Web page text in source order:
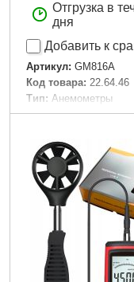
Отгрузка в
дня
Добавить к
Артикул: GM816A
Код товара: 22.64.46
Тип: Анемометры
Тип датчика:
Разрешение:
0.1 м/с
Диапазон
Диапазон скорости:
Точность, +-мм/м: ±
Размеры:
Габариты упаковки:
Вес брутто:
180 г